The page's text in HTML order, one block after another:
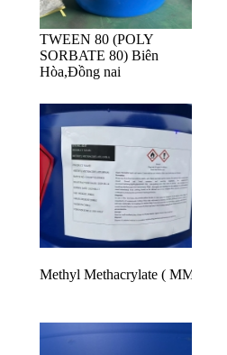
TWEEN 80 (POLY
SORBATE 80) Biên
Hòa,Đồng nai
Methyl Methacrylate ( MMA )